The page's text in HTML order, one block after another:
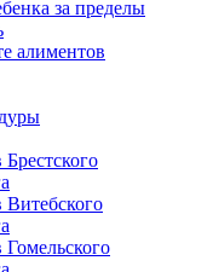
за пределы
алиментов